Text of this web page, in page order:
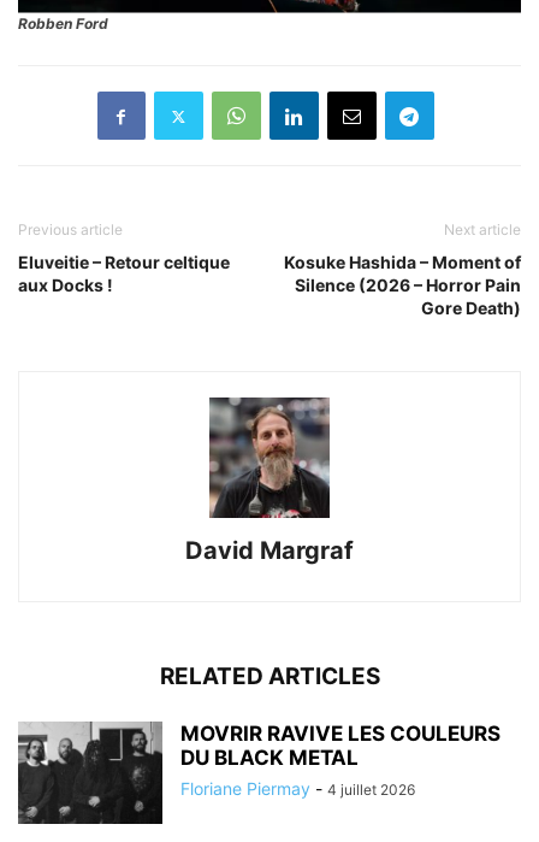
Robben Ford
Previous article
Eluveitie – Retour celtique
aux Docks !
Next article
Kosuke Hashida – Moment of
Silence (2026 – Horror Pain
Gore Death)
David Margraf
RELATED ARTICLES
MOVRIR RAVIVE LES COULEURS
DU BLACK METAL
Floriane Piermay - 4 juillet 2026